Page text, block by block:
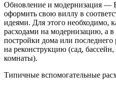
Обновление и модернизация —
оформить свою виллу в
идеями. Для этого необходимо,
расходами на модернизацию, а в
постройки дома или
на реконструкцию (сад,
комнаты).
Типичные вспомогательные